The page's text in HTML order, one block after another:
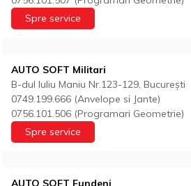
Spre service
AUTO SOFT Militari
B-dul Iuliu Maniu Nr.123-129, București
0749.199.666 (Anvelope si Jante)
0756.101.506 (Programari Geometrie)
Spre service
AUTO SOFT Fundeni